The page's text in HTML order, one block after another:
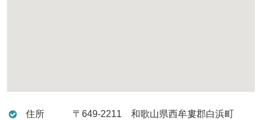
住所 〒649-2211 和歌山県西牟婁郡白浜町